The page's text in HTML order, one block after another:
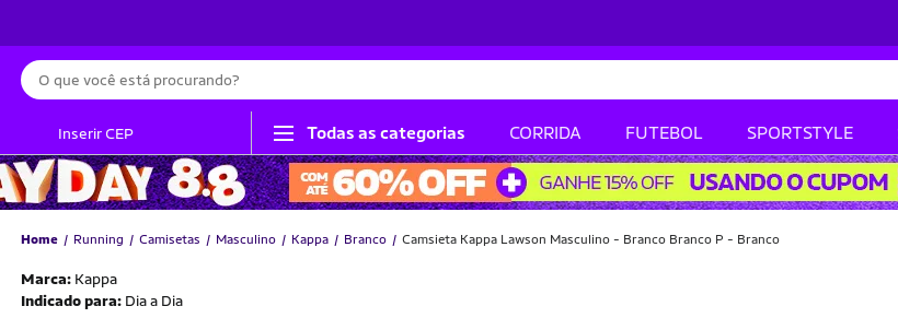
Busca
Inserir CEP Todas as categorias CORRIDA FUTEBOL SPORTSTYLE
Home Running Camisetas Masculino Kappa Branco Camsieta Kappa Lawson Masculino - Branco Branco P - Branco
Marca: Kappa
Indicado para: Dia a Dia